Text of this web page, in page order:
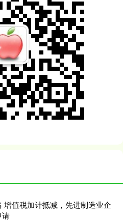
增值税加计抵减，先进制造业企
请